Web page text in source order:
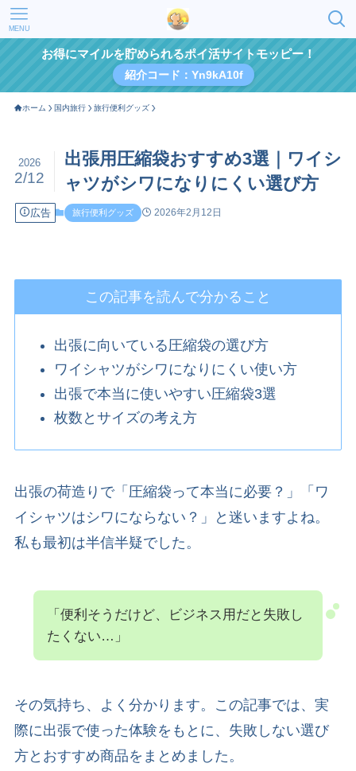
MENU
お得にマイルを貯められるポイ活サイトモッピー！
紹介コード：Yn9kA10f
ホーム 国内旅行 旅行便利グッズ
出張用圧縮袋おすすめ3選｜ワイシ
ャツがシワになりにくい選び方
2026
2/12
広告 旅行便利グッズ 2026年2月12日
この記事を読んで分かること
出張に向いている圧縮袋の選び方
ワイシャツがシワになりにくい使い方
出張で本当に使いやすい圧縮袋3選
枚数とサイズの考え方
出張の荷造りで「圧縮袋って本当に必要？」「ワ
イシャツはシワにならない？」と迷いますよね。
私も最初は半信半疑でした。
「便利そうだけど、ビジネス用だと失敗し
たくない…」
その気持ち、よく分かります。この記事では、実
際に出張で使った体験をもとに、失敗しない選び
方とおすすめ商品をまとめました。